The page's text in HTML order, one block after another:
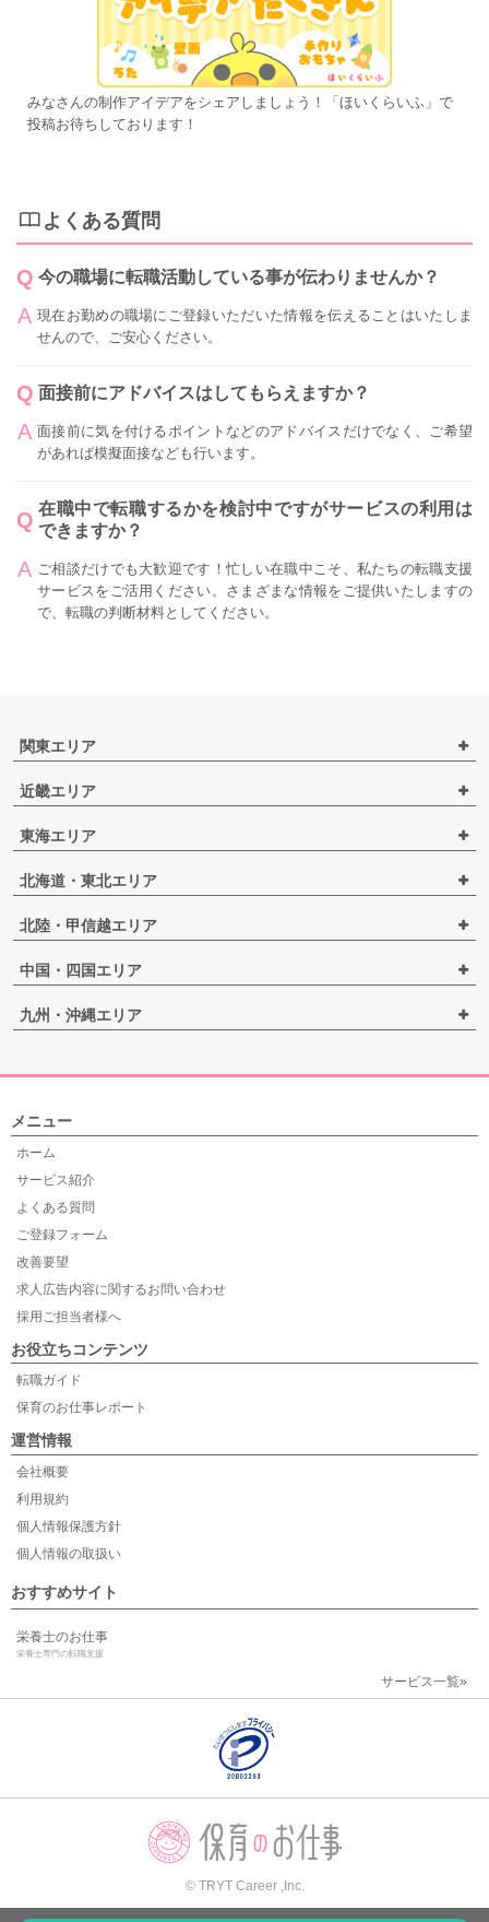
みなさんの制作アイデアをシェアしましょう！「ほいくらいふ」で
投稿お待ちしております！
よくある質問
今の職場に転職活動している事が伝わりませんか？
現在お勤めの職場にご登録いただいた情報を伝えることはいたしま
せんので、ご安心ください。
面接前にアドバイスはしてもらえますか？
面接前に気を付けるポイントなどのアドバイスだけでなく、ご希望
があれば模擬面接なども行います。
在職中で転職するかを検討中ですがサービスの利用は
できますか？
ご相談だけでも大歓迎です！忙しい在職中こそ、私たちの転職支援
サービスをご活用ください。さまざまな情報をご提供いたしますの
で、転職の判断材料としてください。
関東エリア
近畿エリア
東海エリア
北海道・東北エリア
北陸・甲信越エリア
中国・四国エリア
九州・沖縄エリア
メニュー
ホーム
サービス紹介
よくある質問
ご登録フォーム
改善要望
求人広告内容に関するお問い合わせ
採用ご担当者様へ
お役立ちコンテンツ
転職ガイド
保育のお仕事レポート
運営情報
会社概要
利用規約
個人情報保護方針
個人情報の取扱い
おすすめサイト
栄養士のお仕事
栄養士専門の転職支援
サービス一覧»
© TRYT Career ,Inc.